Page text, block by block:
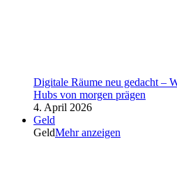
Digitale Räume neu gedacht –
Hubs von morgen prägen
4. April 2026
Geld
GeldMehr anzeigen